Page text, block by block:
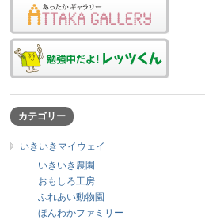
カテゴリー
いきいきマイウェイ
いきいき農園
おもしろ工房
ふれあい動物園
ほんわかファミリー